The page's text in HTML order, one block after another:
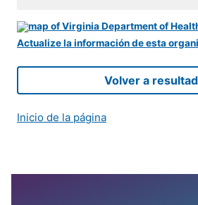
Actualize la información de esta
Volver a
Inicio de la página